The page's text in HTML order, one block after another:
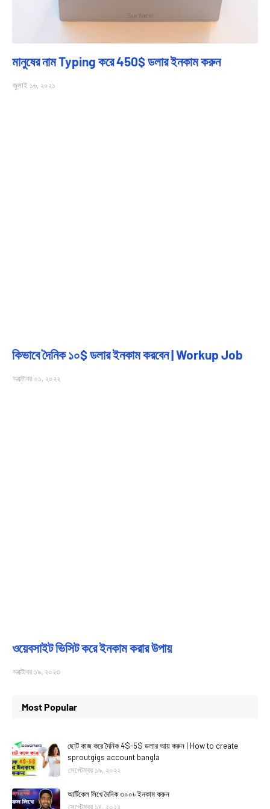
মানুষের নাম Typing করে 450$ ডলার ইনকাম করুন
জুলাই ১৬, ২০২১
কিভাবে দৈনিক ১০$ ডলার ইনকাম করবেন | Workup Job
অক্টোবর ০১, ২০২২
ওয়েবসাইট ভিসিট করে ইনকাম করার উপায়
অক্টোবর ১৯, ২০২৩
Most Popular
ছোট কাজ করে দৈনিক 4$-5$ ডলার আয় করুন | How to create
sproutgigs account bangla
সেপ্টেম্বর ১৯, ২০২২
আর্টিকেল লিখে দৈনিক ৩০০৳ ইনকাম করুন
সেপ্টেম্বর ১৪, ২০২২